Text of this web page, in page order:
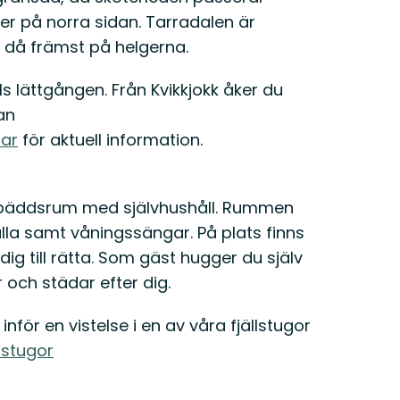
på norra sidan. Tarradalen är
främst på helgerna.
lättgången. Från Kvikkjokk åker du
för aktuell information.
med självhushåll. Rummen
samt våningssängar. På plats finns
till rätta. Som gäst hugger du själv
och städar efter dig.
en vistelse i en av våra fjällstugor